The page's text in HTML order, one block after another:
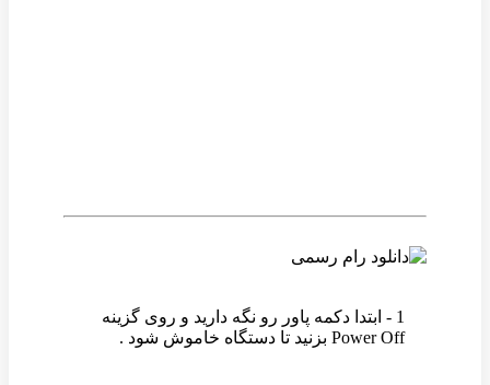
1 - ابتدا دکمه پاور رو نگه دارید و روی گزینه
Power Off بزنید تا دستگاه خاموش شود .